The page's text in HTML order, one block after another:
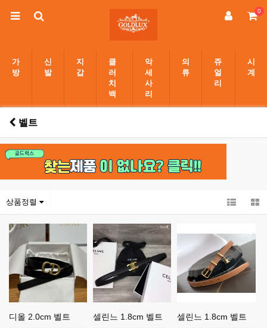
0
가
방
신
발
지
갑
클
러
치
백
악
세
사
리
의
류
쥬
얼
리
시
계
벨트
상품정렬
디올 2.0cm 벨트 셀린느 1.8cm 벨트 셀린느 1.8cm 벨트